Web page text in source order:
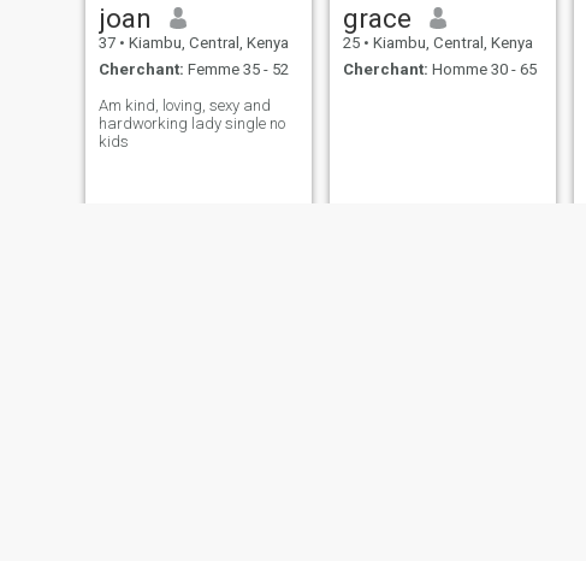
joan
37 • Kiambu, Central, Kenya
Cherchant: Femme 35 - 52
Am kind, loving, sexy and
hardworking lady single no
kids
grace
25 • Kiambu, Central, Kenya
Cherchant: Homme 30 - 65